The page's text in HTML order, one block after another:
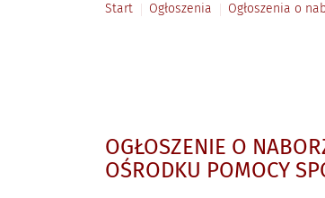
Start Ogłoszenia Ogłoszenia o
Artykuły
OGŁOSZENIE O
OŚRODKU POMOCY